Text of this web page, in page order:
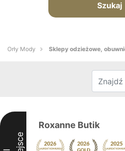
Szukaj
Orły Mody Sklepy odzieżowe,
I
Roxanne Butik